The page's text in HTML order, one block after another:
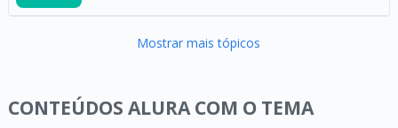
Mostrar mais tópicos
CONTEÚDOS ALURA COM O TEMA